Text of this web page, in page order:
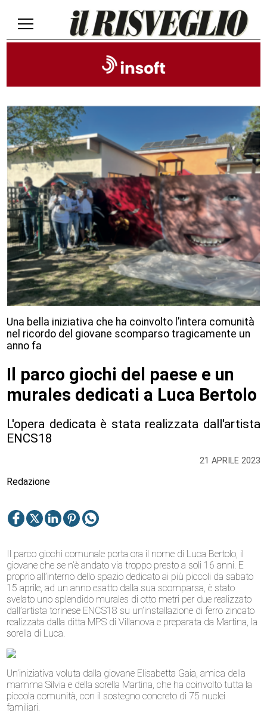
21 APRILE 2023
Una bella iniziativa che ha coinvolto l’intera comunità
nel ricordo del giovane scomparso tragicamente un
anno fa
Il parco giochi del paese e un
murales dedicati a Luca Bertolo
L'opera dedicata è stata realizzata dall'artista
ENCS18
Redazione
Il parco giochi comunale porta ora il nome di Luca Bertolo, il
giovane che se n’è andato via troppo presto a soli 16 anni. E
proprio all’interno dello spazio dedicato ai più piccoli da sabato
15 aprile, ad un anno esatto dalla sua scomparsa, è stato
svelato uno splendido murales di otto metri per due realizzato
dall’artista torinese ENCS18 su un’installazione di ferro zincato
realizzata dalla ditta MPS di Villanova e preparata da Martina, la
sorella di Luca.
Un’iniziativa voluta dalla giovane Elisabetta Gaia, amica della
mamma Silvia e della sorella Martina, che ha coinvolto tutta la
piccola comunità, con il sostegno concreto di 75 nuclei
familiari.